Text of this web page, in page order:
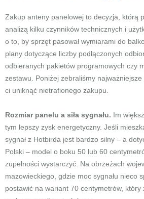
Zakup anteny panelowej to decyzja, którą
analizą kilku czynników technicznych i
o to, by sprzęt pasował wymiarami do
plany dotyczące liczby podłączonych
odbieranych pakietów programowych czy
zestawu. Poniżej zebraliśmy
ci uniknąć nietrafionego zakupu.
Rozmiar panelu a siła sygnału. Im
tym lepszy zysk energetyczny. Jeśli
sygnał z Hotbirda jest bardzo silny – a
Polski – model o boku 50 lub 60
zupełności wystarczyć. Na obrzeżach
mazowieckiego, gdzie moc sygnału nieco
postawić na wariant 70 centymetrów,